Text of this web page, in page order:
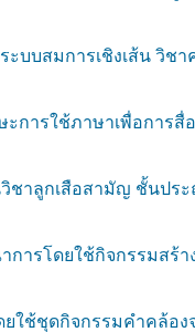
ะบบสมการเชิงเส้น วิ
การใช้ภาษาเพื่อการ
วิชาลูกเสือสามัญ ชั้นปร
ารโดยใช้กิจกรรมสร้
ใช้ชุดกิจกรรมคำคล้อ